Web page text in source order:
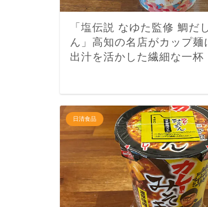
「塩伝説 なゆた監修 鯛だ
ん」高知の名店がカップ麺
出汁を活かした繊細な一杯
日清食品